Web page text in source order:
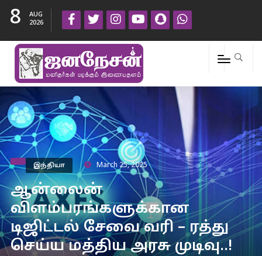
8
AUG
2026
இந்தியா March 25, 2025
ஆன்லைன்
விளம்பரங்களுக்கான
டிஜிட்டல் சேவை வரி – ரத்து
செய்ய மத்திய அரசு முடிவு..!